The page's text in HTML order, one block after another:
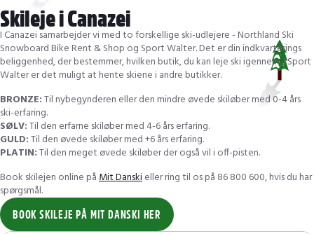
Skileje i Canazei
I Canazei samarbejder vi med to forskellige ski-udlejere - Northland Ski
Snowboard Bike Rent & Shop og Sport Walter. Det er din indkvarterings
beliggenhed, der bestemmer, hvilken butik, du kan leje ski igennem. I Sport
Walter er det muligt at hente skiene i andre butikker.
BRONZE:Til nybegynderen eller den mindre øvede skiløber med 0-4 års
ski-erfaring.
SØLV:Til den erfarne skiløber med 4-6 års erfaring.
GULD:Til den øvede skiløber med +6 års erfaring.
PLATIN:Til den meget øvede skiløber der også vil i off-pisten.
Book skilejen online påMit Danskieller ring til os på 86 800 600, hvis du har
spørgsmål.
BOOK SKILEJE PÅ MIT DANSKI HER